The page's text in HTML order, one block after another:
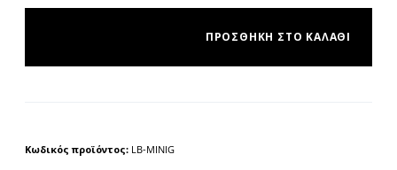
ΠΡΟΣΘΉΚΗ ΣΤΟ ΚΑΛΆΘΙ
Κωδικός προϊόντος: LB-MINIG